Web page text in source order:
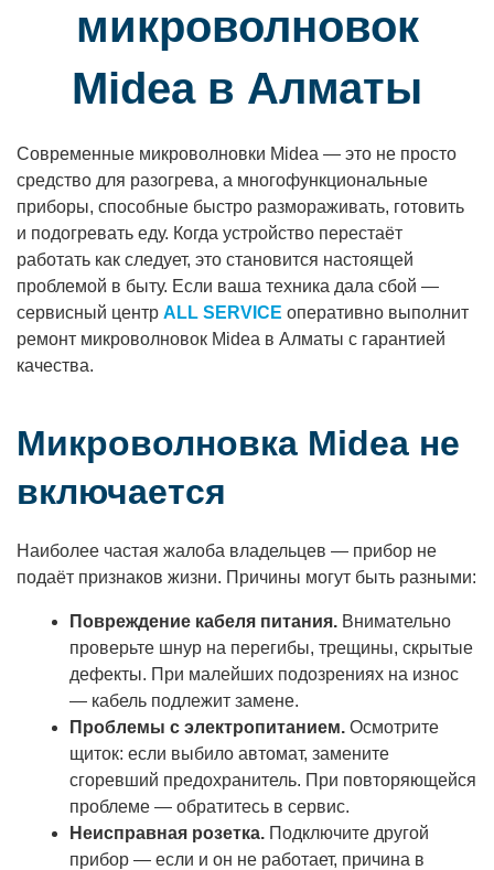
микроволновок
Midea в Алматы
Современные микроволновки Midea — это не просто
средство для разогрева, а многофункциональные
приборы, способные быстро размораживать, готовить
и подогревать еду. Когда устройство перестаёт
работать как следует, это становится настоящей
проблемой в быту. Если ваша техника дала сбой —
сервисный центр ALL SERVICE оперативно выполнит
ремонт микроволновок Midea в Алматы с гарантией
качества.
Микроволновка Midea не
включается
Наиболее частая жалоба владельцев — прибор не
подаёт признаков жизни. Причины могут быть разными:
Повреждение кабеля питания. Внимательно
проверьте шнур на перегибы, трещины, скрытые
дефекты. При малейших подозрениях на износ
— кабель подлежит замене.
Проблемы с электропитанием. Осмотрите
щиток: если выбило автомат, замените
сгоревший предохранитель. При повторяющейся
проблеме — обратитесь в сервис.
Неисправная розетка. Подключите другой
прибор — если и он не работает, причина в